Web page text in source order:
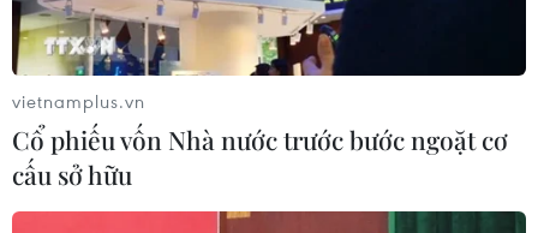
vietnamplus.vn
Cổ phiếu vốn Nhà nước trước bước ngoặt cơ
cấu sở hữu